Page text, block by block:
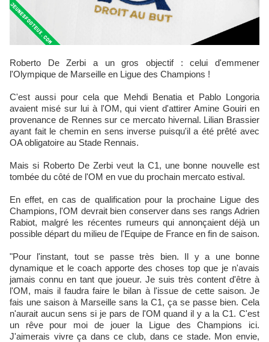
Roberto De Zerbi a un gros objectif : celui d'emmener
l'Olympique de Marseille en Ligue des Champions !
C'est aussi pour cela que Mehdi Benatia et Pablo Longoria
avaient misé sur lui à l'OM, qui vient d'attirer Amine Gouiri en
provenance de Rennes sur ce mercato hivernal. Lilian Brassier
ayant fait le chemin en sens inverse puisqu'il a été prêté avec
OA obligatoire au Stade Rennais.
Mais si Roberto De Zerbi veut la C1, une bonne nouvelle est
tombée du côté de l'OM en vue du prochain mercato estival.
En effet, en cas de qualification pour la prochaine Ligue des
Champions, l'OM devrait bien conserver dans ses rangs Adrien
Rabiot, malgré les récentes rumeurs qui annonçaient déjà un
possible départ du milieu de l'Equipe de France en fin de saison.
"Pour l'instant, tout se passe très bien. Il y a une bonne
dynamique et le coach apporte des choses top que je n'avais
jamais connu en tant que joueur. Je suis très content d'être à
l'OM, mais il faudra faire le bilan à l'issue de cette saison. Je
fais une saison à Marseille sans la C1, ça se passe bien. Cela
n'aurait aucun sens si je pars de l'OM quand il y a la C1. C'est
un rêve pour moi de jouer la Ligue des Champions ici.
J'aimerais vivre ça dans ce club, dans ce stade. Mon envie,